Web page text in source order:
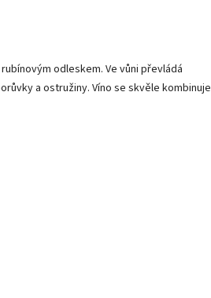
odleskem. Ve vůni převládá
a ostružiny. Víno se skvěle kombinuje